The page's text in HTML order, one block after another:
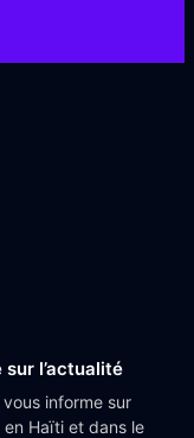
l’actualité
informe sur
en Haïti et dans le